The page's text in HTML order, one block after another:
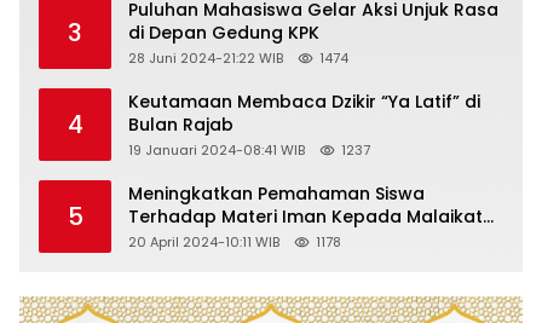
3
Puluhan Mahasiswa Gelar Aksi Unjuk Rasa
di Depan Gedung KPK
28 Juni 2024-21:22 WIB 1474
4
Keutamaan Membaca Dzikir “Ya Latif” di
Bulan Rajab
19 Januari 2024-08:41 WIB 1237
5
Meningkatkan Pemahaman Siswa
Terhadap Materi Iman Kepada Malaikat
Allah Melalui Metode Pembelajaran
20 April 2024-10:11 WIB 1178